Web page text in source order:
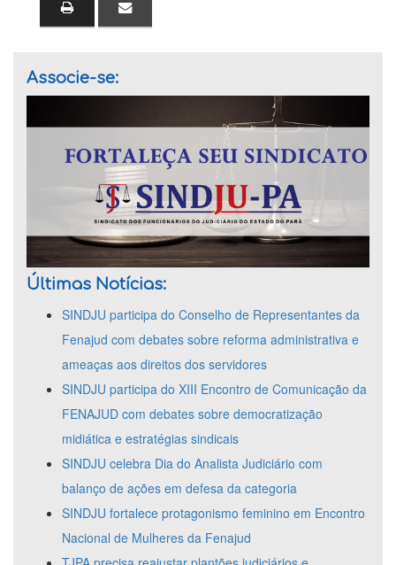
Associe-se:
Últimas Notícias:
SINDJU participa do Conselho de Representantes da
Fenajud com debates sobre reforma administrativa e
ameaças aos direitos dos servidores
SINDJU participa do XIII Encontro de Comunicação da
FENAJUD com debates sobre democratização
midiática e estratégias sindicais
SINDJU celebra Dia do Analista Judiciário com
balanço de ações em defesa da categoria
SINDJU fortalece protagonismo feminino em Encontro
Nacional de Mulheres da Fenajud